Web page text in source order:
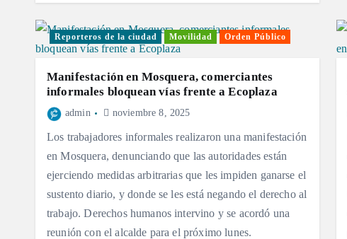
Reporteros de la ciudad Movilidad Orden Público
Manifestación en Mosquera, comerciantes
informales bloquean vías frente a Ecoplaza
admin noviembre 8, 2025
Los trabajadores informales realizaron una manifestación
en Mosquera, denunciando que las autoridades están
ejerciendo medidas arbitrarias que les impiden ganarse el
sustento diario, y donde se les está negando el derecho al
trabajo. Derechos humanos intervino y se acordó una
reunión con el alcalde para el próximo lunes.